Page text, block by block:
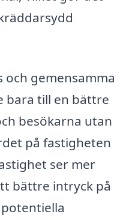
gemensamma
bara till en bättre
besökarna utan
på fastigheten
ser mer
bättre intryck på